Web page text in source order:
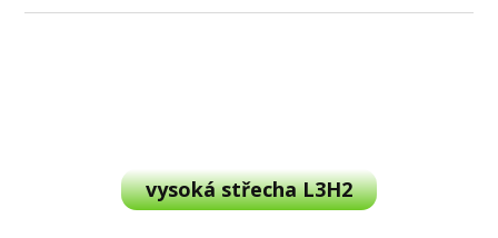
vysoká střecha L3H2